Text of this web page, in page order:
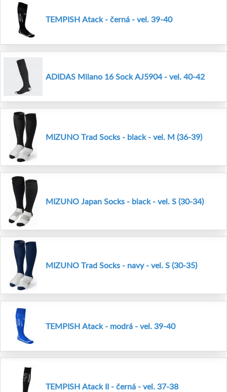
TEMPISH Atack - černá - vel. 39-40
ADIDAS Milano 16 Sock AJ5904 - vel. 40-42
MIZUNO Trad Socks - black - vel. M (36-39)
MIZUNO Japan Socks - black - vel. S (30-34)
MIZUNO Trad Socks - navy - vel. S (30-35)
TEMPISH Atack - modrá - vel. 39-40
TEMPISH Atack II - černá - vel. 37-38